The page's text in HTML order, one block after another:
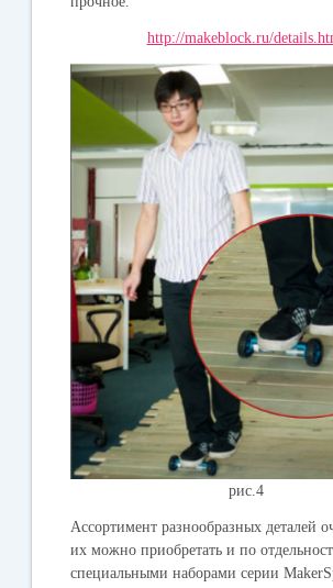
http://makeblock.ru/
рис.4
Ассортимент разнообразных деталей
их можно приобретать и по
специальными наборами серии